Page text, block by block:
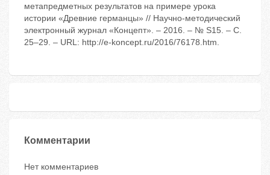
метапредметных результатов на примере урока
истории «Древние германцы» // Научно-методический
электронный журнал «Концепт». – 2016. – № S15. – С.
25–29. – URL: http://e-koncept.ru/2016/76178.htm.
Комментарии
Нет комментариев